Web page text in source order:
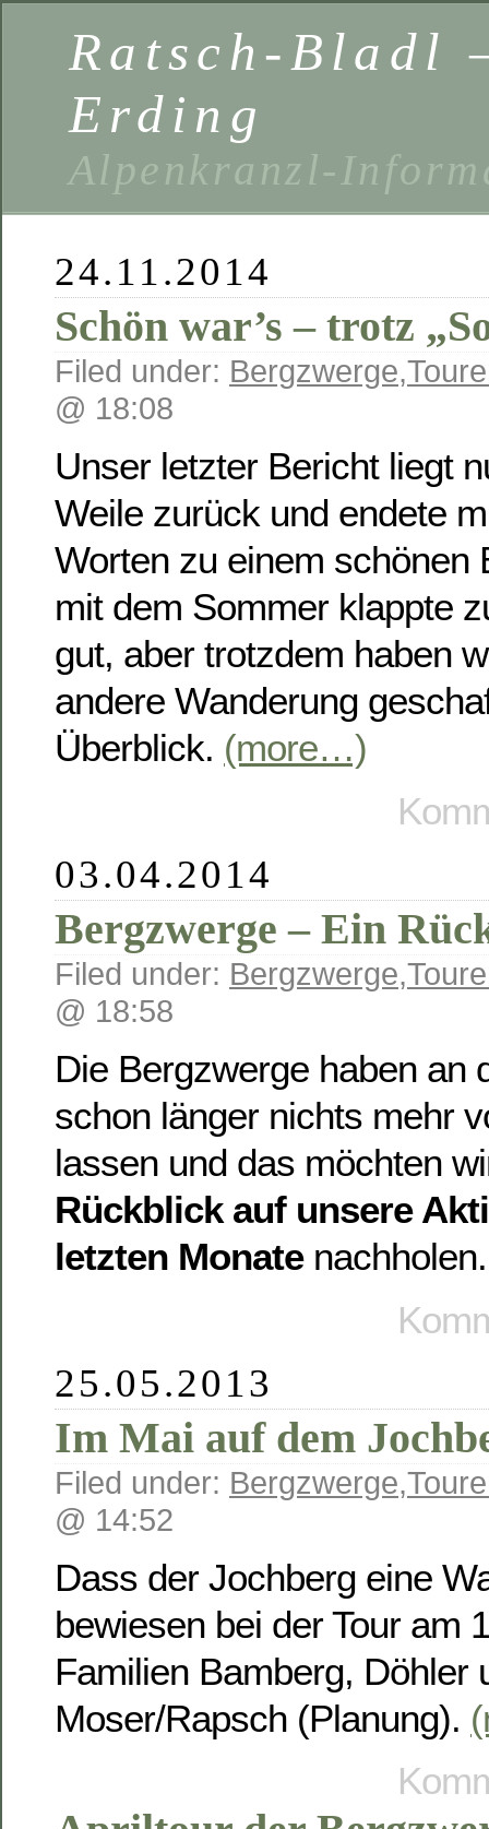
Ratsch-Bladl
Erding
Alpenkranzl-
24.11.2014
Schön war’s – trotz
Filed under: Bergzwerge,
@ 18:08
Unser letzter Bericht liegt
Weile zurück und endete
Worten zu einem schönen
mit dem Sommer klappte
gut, aber trotzdem haben
andere Wanderung
Überblick. (more…)
03.04.2014
Bergzwerge – Ein
Filed under: Bergzwerge,
@ 18:58
Die Bergzwerge haben an
schon länger nichts mehr
lassen und das möchten
Rückblick auf unsere
letzten Monate
25.05.2013
Im Mai auf dem
Filed under: Bergzwerge,
@ 14:52
Dass der Jochberg eine
bewiesen bei der Tour am
Familien Bamberg, Döhler
Moser/Rapsch (Planung).